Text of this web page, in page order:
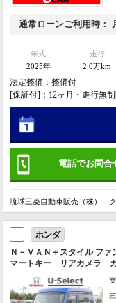
通常ローンご利用時
年式
2025年
走行
2.0万km
法定整備：整備付
[保証付]：12ヶ月・走行無
電話でお問合
琉球三菱自動車販売（株）
ホンダ
Ｎ－ＶＡＮ＋スタイル フ
マートキー リアカメラ
ト ドアバイザー マッ
ラ オートマチックハイ